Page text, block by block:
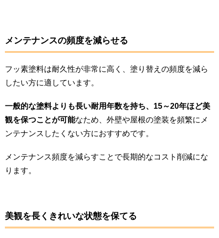
メンテナンスの頻度を減らせる
フッ素塗料は耐久性が非常に高く、塗り替えの頻度を減ら
したい方に適しています。
一般的な塗料よりも長い耐用年数を持ち、15～20年ほど美
観を保つことが可能なため、外壁や屋根の塗装を頻繁にメ
ンテナンスしたくない方におすすめです。
メンテナンス頻度を減らすことで長期的なコスト削減にな
ります。
美観を長くきれいな状態を保てる